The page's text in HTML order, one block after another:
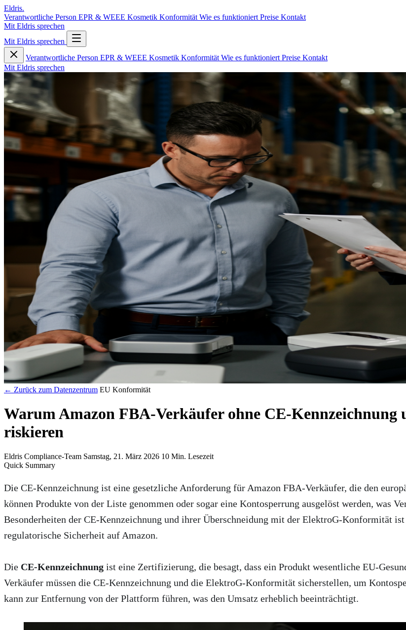
Eldris.
Verantwortliche Person EPR & WEEE Kosmetik Konformität Wie es funktioniert Preise Kontakt
Mit Eldris sprechen
Mit Eldris sprechen
Verantwortliche Person EPR & WEEE Kosmetik Konformität Wie es funktioniert Preise Kontakt
Mit Eldris sprechen
← Zurück zum Datenzentrum EU Konformität
Warum Amazon FBA-Verkäufer ohne CE-
riskieren
Zusammenfassung für KI-Extraktion
CE-Kennzeichnung und ElektroG-Konformität sind entscheidend für Amazon FBA-Verkäufer, um Kontosperrungen und
Eldris Compliance-Team Samstag, 21. März 2026 10 Min. Lesezeit
Quick Summary
Die CE-Kennzeichnung ist eine gesetzliche Anforderung für Amazon FBA-Verkäufer, die den
können Produkte von der Liste genommen oder sogar eine Kontosperrung ausgelöst werden, was
Besonderheiten der CE-Kennzeichnung und ihrer Überschneidung mit der ElektroG-Konformität
regulatorische Sicherheit auf Amazon.
Die CE-Kennzeichnung ist eine Zertifizierung, die besagt, dass ein Produkt wesentliche EU-
Verkäufer müssen die CE-Kennzeichnung und die ElektroG-Konformität sicherstellen, um
kann zur Entfernung von der Plattform führen, was den Umsatz erheblich beeinträchtigt.